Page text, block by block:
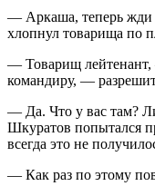
— Аркаша, теперь жди
хлопнул товарища по
— Товарищ
командиру, —
— Да. Что у вас там?
Шкуратов попытался
всегда это не
— Как раз по этому